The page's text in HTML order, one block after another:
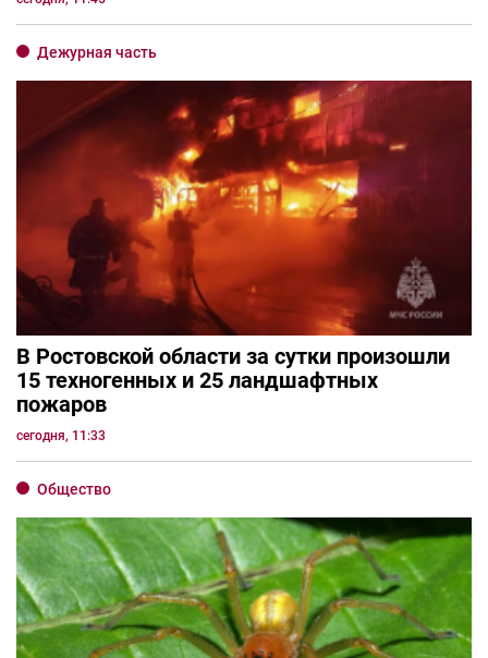
Дежурная часть
В Ростовской области за сутки произошли
15 техногенных и 25 ландшафтных
пожаров
сегодня, 11:33
Общество